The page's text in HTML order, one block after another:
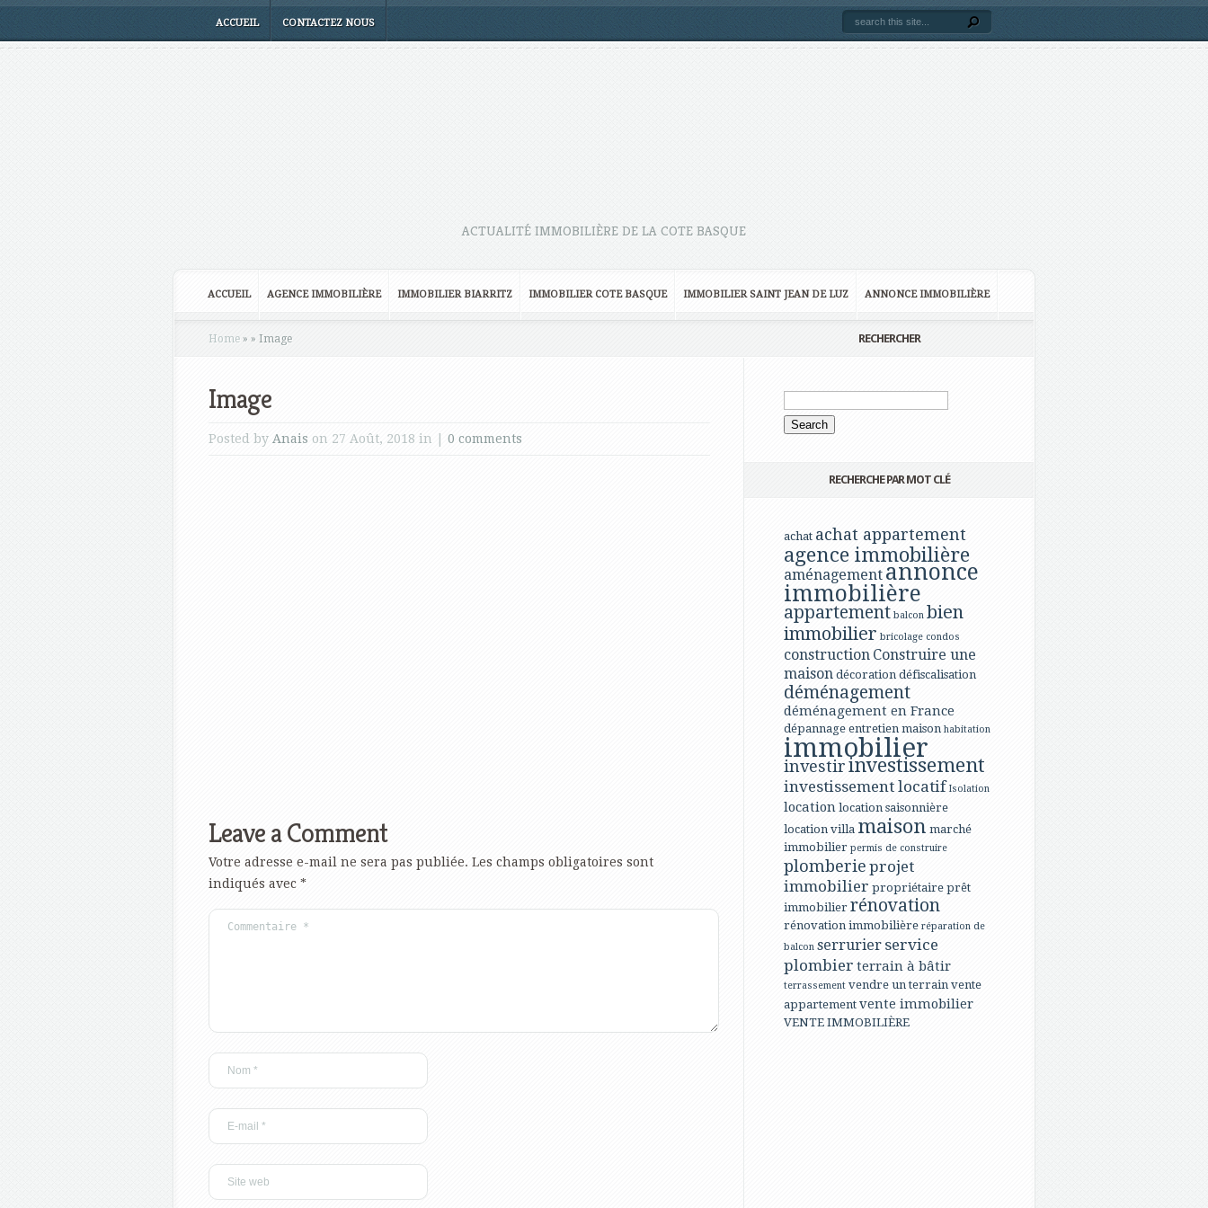
ACCUEIL CONTACTEZ NOUS
ACTUALITÉ IMMOBILIÈRE DE LA COTE BASQUE
ACCUEIL AGENCE IMMOBILIÈRE IMMOBILIER BIARRITZ IMMOBILIER COTE BASQUE IMMOBILIER SAINT JEAN DE LUZ ANNONCE IMMOBILIÈRE
Home » » Image
Image
Posted by Anais on 27 Août, 2018 in | 0 comments
Leave a Comment
Votre adresse e-mail ne sera pas publiée. Les champs obligatoires sont
indiqués avec *
RECHERCHER
RECHERCHE PAR MOT CLÉ
achat achat appartement
agence immobilière
aménagement annonce
immobilière
appartement balcon bien
immobilier bricolage condos
construction Construire une
maison décoration défiscalisation
déménagement
déménagement en France
dépannage entretien maison habitation
immobilier
investirinvestissement
investissement locatif Isolation
location location saisonnière
location villa maison marché
immobilier permis de construire
plomberie projet
immobilier propriétaire prêt
immobilier rénovation
rénovation immobilière réparation de
balcon serrurier service
plombier terrain à bâtir
terrassement vendre un terrain vente
appartement vente immobilier
VENTE IMMOBILIÈRE